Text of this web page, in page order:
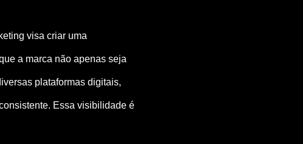
visa criar uma
a marca não apenas seja
plataformas digitais,
Essa visibilidade é